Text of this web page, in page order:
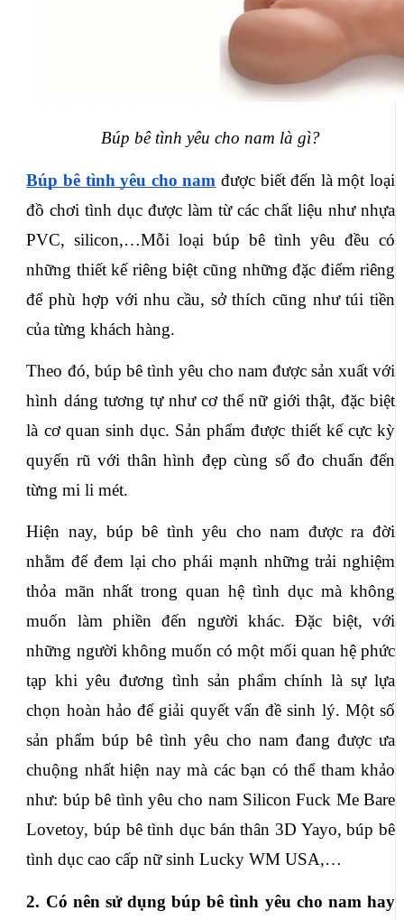
Búp bê tình yêu cho nam là gì?
Búp bê tình yêu cho nam được biết đến là một loại
đồ chơi tình dục được làm từ các chất liệu như nhựa
PVC, silicon,…Mỗi loại búp bê tình yêu đều có
những thiết kế riêng biệt cũng những đặc điểm riêng
để phù hợp với nhu cầu, sở thích cũng như túi tiền
của từng khách hàng.
Theo đó, búp bê tình yêu cho nam được sản xuất với
hình dáng tương tự như cơ thể nữ giới thật, đặc biệt
là cơ quan sinh dục. Sản phẩm được thiết kế cực kỳ
quyến rũ với thân hình đẹp cùng số đo chuẩn đến
từng mi li mét.
Hiện nay, búp bê tình yêu cho nam được ra đời
nhằm để đem lại cho phái mạnh những trải nghiệm
thỏa mãn nhất trong quan hệ tình dục mà không
muốn làm phiền đến người khác. Đặc biệt, với
những người không muốn có một mối quan hệ phức
tạp khi yêu đương tình sản phẩm chính là sự lựa
chọn hoàn hảo để giải quyết vấn đề sinh lý. Một số
sản phẩm búp bê tình yêu cho nam đang được ưa
chuộng nhất hiện nay mà các bạn có thể tham khảo
như: búp bê tình yêu cho nam Silicon Fuck Me Bare
Lovetoy, búp bê tình dục bán thân 3D Yayo, búp bê
tình dục cao cấp nữ sinh Lucky WM USA,…
2. Có nên sử dụng búp bê tình yêu cho nam hay